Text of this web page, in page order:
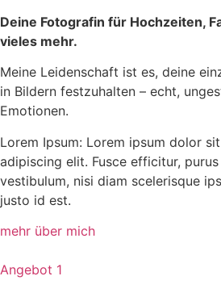
Deine Fotografin für Hochzeiten,
vieles mehr.
Meine Leidenschaft ist es, deine
in Bildern festzuhalten – echt,
Emotionen.
Lorem Ipsum: Lorem ipsum dolor
adipiscing elit. Fusce efficitur,
vestibulum, nisi diam scelerisque
justo id est.
mehr über mich
Angebot 1